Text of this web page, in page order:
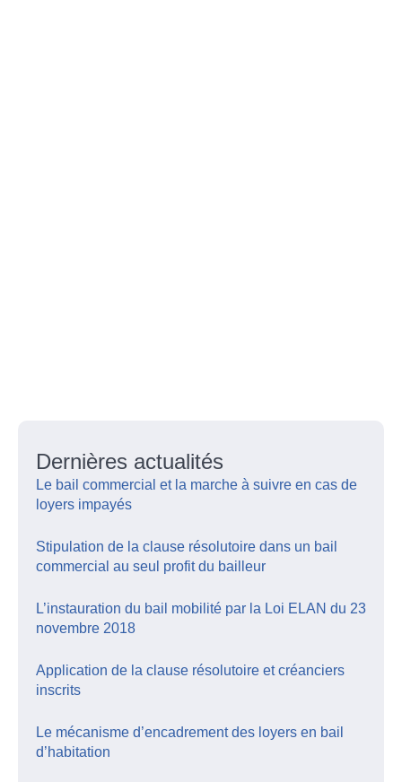
Dernières actualités
Le bail commercial et la marche à suivre en cas de
loyers impayés
Stipulation de la clause résolutoire dans un bail
commercial au seul profit du bailleur
L’instauration du bail mobilité par la Loi ELAN du 23
novembre 2018
Application de la clause résolutoire et créanciers
inscrits
Le mécanisme d’encadrement des loyers en bail
d’habitation